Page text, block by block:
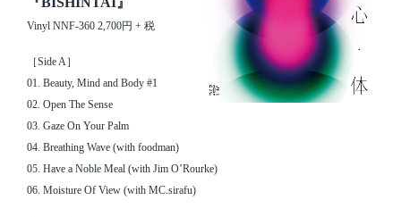
Vinyl NNF-360 2,700円 + 税
［Side A］
01. Beauty, Mind and Body #1
02. Open The Sense
03. Gaze On Your Palm
04. Breathing Wave (with foodman)
05. Have a Noble Meal (with Jim O’Rourke)
06. Moisture Of View (with MC.sirafu)